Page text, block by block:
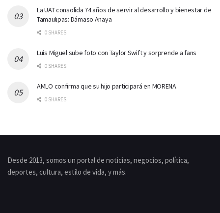
La UAT consolida 74 años de servir al desarrollo y bienestar de
Tamaulipas: Dámaso Anaya
0 SHARES
Luis Miguel sube foto con Taylor Swift y sorprende a fans
0 SHARES
AMLO confirma que su hijo participará en MORENA
0 SHARES
Desde 2013, somos un portal de noticias, negocios, política,
deportes, cultura, estilo de vida, y más.